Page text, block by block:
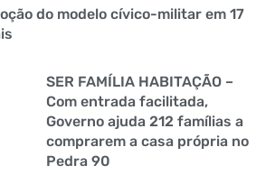
do modelo cívico-militar em 17
SER FAMÍLIA HABITAÇÃO –
Com entrada facilitada,
Governo ajuda 212 famílias a
comprarem a casa própria no
Pedra 90